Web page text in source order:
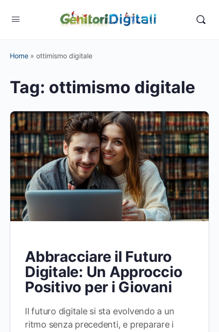
Home » ottimismo digitale
Tag: ottimismo digitale
Abbracciare il Futuro
Digitale: Un Approccio
Positivo per i Giovani
Il futuro digitale si sta evolvendo a un
ritmo senza precedenti, e preparare i